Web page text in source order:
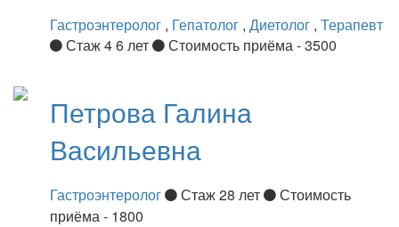
Гастроэнтеролог , Гепатолог , Диетолог , Терапевт
Стаж 4 6 лет
Стоимость приёма - 3500
Петрова Галина
Васильевна
Гастроэнтеролог Стаж 28 лет
Стоимость
приёма - 1800